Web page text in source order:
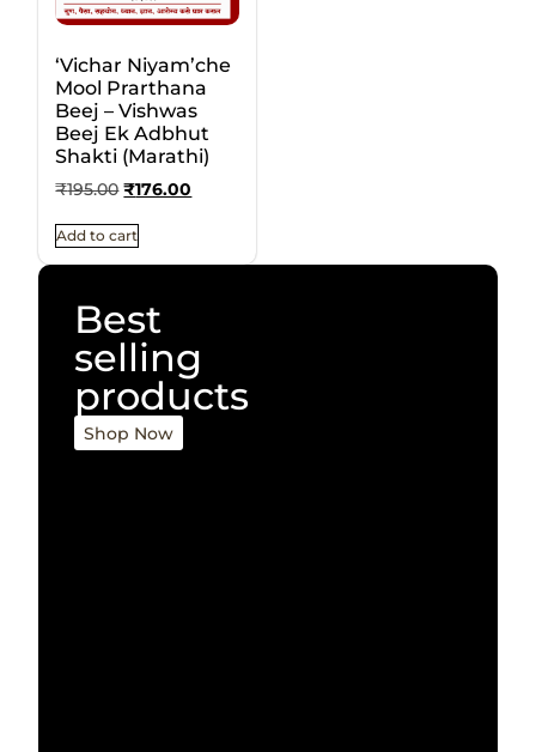
‘Vichar Niyam’che
Mool Prarthana
Beej – Vishwas
Beej Ek Adbhut
Shakti (Marathi)
₹195.00 ₹176.00
Add to cart
Best
selling
products
Shop Now